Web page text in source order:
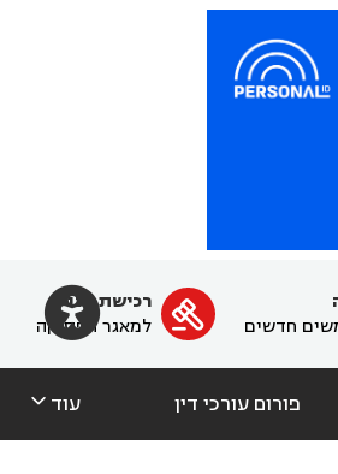

חדשים

רכישת מנוי
למאגר הפסיקה
פורום עורכי דין עוד 